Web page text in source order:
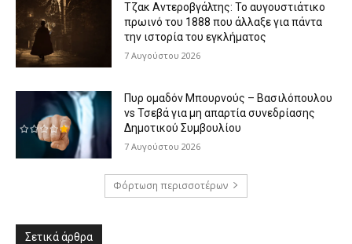
Τζακ Αντεροβγάλτης: To αυγουστιάτικο
πρωινό του 1888 που άλλαξε για πάντα
την ιστορία του εγκλήματος
7 Αυγούστου 2026
Πυρ ομαδόν Μπουρνούς – Βασιλόπουλου
vs Τσεβά για μη απαρτία συνεδρίασης
Δημοτικού Συμβουλίου
7 Αυγούστου 2026
Φόρτωση περισσοτέρων
Σετικά άρθρα